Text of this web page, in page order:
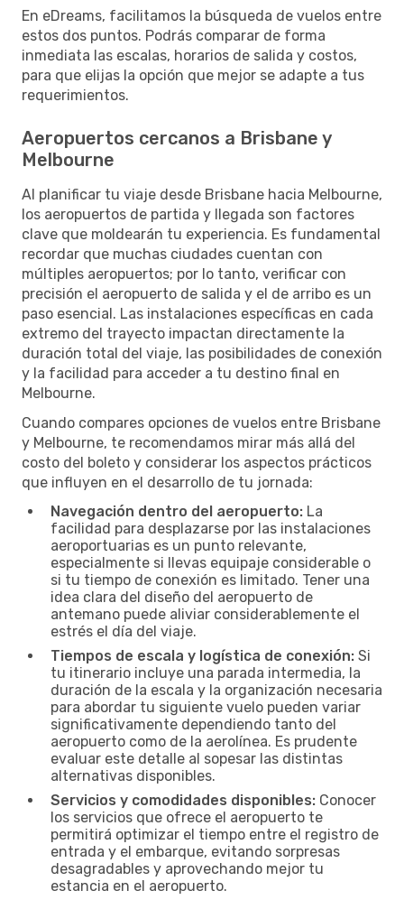
En eDreams, facilitamos la búsqueda de vuelos entre
estos dos puntos. Podrás comparar de forma
inmediata las escalas, horarios de salida y costos,
para que elijas la opción que mejor se adapte a tus
requerimientos.
Aeropuertos cercanos a Brisbane y
Melbourne
Al planificar tu viaje desde Brisbane hacia Melbourne,
los aeropuertos de partida y llegada son factores
clave que moldearán tu experiencia. Es fundamental
recordar que muchas ciudades cuentan con
múltiples aeropuertos; por lo tanto, verificar con
precisión el aeropuerto de salida y el de arribo es un
paso esencial. Las instalaciones específicas en cada
extremo del trayecto impactan directamente la
duración total del viaje, las posibilidades de conexión
y la facilidad para acceder a tu destino final en
Melbourne.
Cuando compares opciones de vuelos entre Brisbane
y Melbourne, te recomendamos mirar más allá del
costo del boleto y considerar los aspectos prácticos
que influyen en el desarrollo de tu jornada:
Navegación dentro del aeropuerto: La
facilidad para desplazarse por las instalaciones
aeroportuarias es un punto relevante,
especialmente si llevas equipaje considerable o
si tu tiempo de conexión es limitado. Tener una
idea clara del diseño del aeropuerto de
antemano puede aliviar considerablemente el
estrés el día del viaje.
Tiempos de escala y logística de conexión: Si
tu itinerario incluye una parada intermedia, la
duración de la escala y la organización necesaria
para abordar tu siguiente vuelo pueden variar
significativamente dependiendo tanto del
aeropuerto como de la aerolínea. Es prudente
evaluar este detalle al sopesar las distintas
alternativas disponibles.
Servicios y comodidades disponibles: Conocer
los servicios que ofrece el aeropuerto te
permitirá optimizar el tiempo entre el registro de
entrada y el embarque, evitando sorpresas
desagradables y aprovechando mejor tu
estancia en el aeropuerto.